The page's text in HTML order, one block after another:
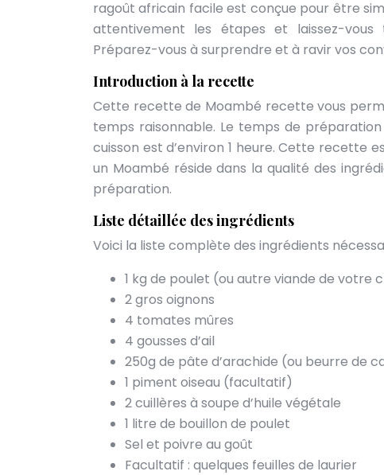
ragoût africain facile est conçue pour être
attentivement les étapes et laissez-vous
Préparez-vous à surprendre et à ravir vos
Introduction à la recette
Cette recette de Moambé recette vous
temps raisonnable. Le temps de
cuisson est d’environ 1 heure. Cette recette
un Moambé réside dans la qualité des
préparation.
Liste détaillée des ingrédients
Voici la liste complète des ingrédients
1 kg de poulet (ou autre viande de votre
2 gros oignons
4 tomates mûres
4 gousses d’ail
250g de pâte d’arachide (ou beurre de
1 piment oiseau (facultatif)
2 cuillères à soupe d’huile végétale
1 litre de bouillon de poulet
Sel et poivre au goût
Facultatif : quelques feuilles de laurier